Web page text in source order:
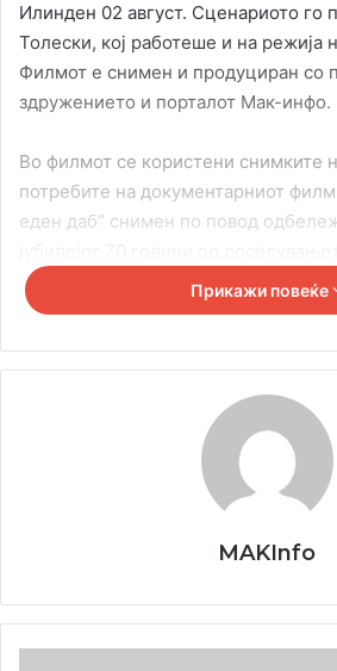
Илинден 02 август. Сценариото го
Толески, кој работеше и на режија
Филмот е снимен и продуциран со
здружението и порталот Мак-инфо.
Во филмот се користени снимките
потребите на документарниот
еден даб” снимен по повод
во Војводина, во продукција на
национален совет.
Siniša Noveski
sinisha noveski
veligdenski kuli
Прикажи повеќе
MAKInfo